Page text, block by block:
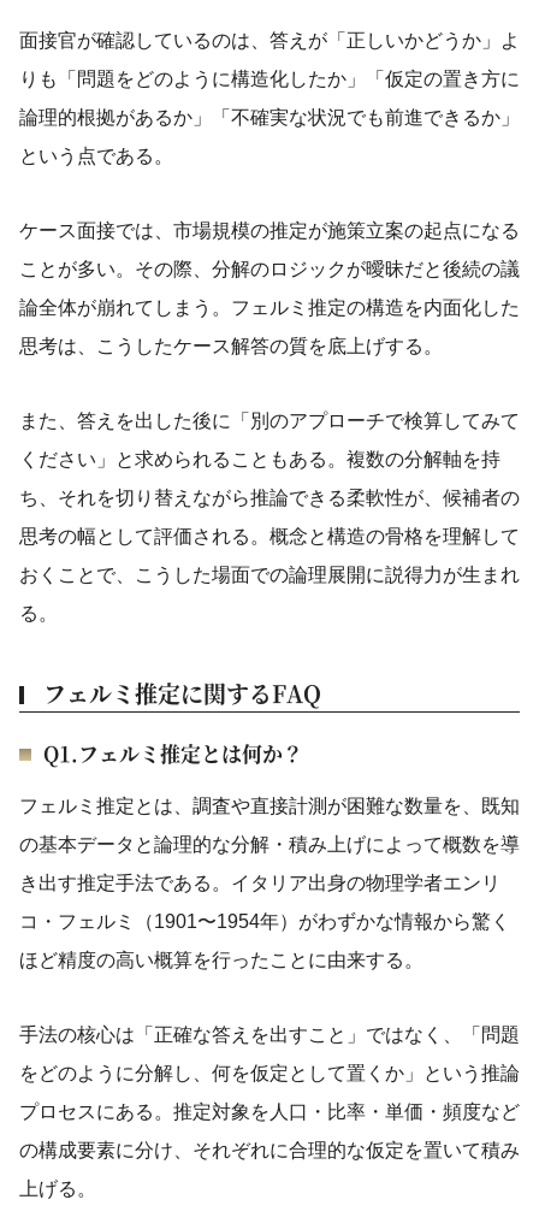
面接官が確認しているのは、答えが「正しいかどうか」よ
りも「問題をどのように構造化したか」「仮定の置き方に
論理的根拠があるか」「不確実な状況でも前進できるか」
という点である。
ケース面接では、市場規模の推定が施策立案の起点になる
ことが多い。その際、分解のロジックが曖昧だと後続の議
論全体が崩れてしまう。フェルミ推定の構造を内面化した
思考は、こうしたケース解答の質を底上げする。
また、答えを出した後に「別のアプローチで検算してみて
ください」と求められることもある。複数の分解軸を持
ち、それを切り替えながら推論できる柔軟性が、候補者の
思考の幅として評価される。概念と構造の骨格を理解して
おくことで、こうした場面での論理展開に説得力が生まれ
る。
フェルミ推定に関するFAQ
Q1.フェルミ推定とは何か？
フェルミ推定とは、調査や直接計測が困難な数量を、既知
の基本データと論理的な分解・積み上げによって概数を導
き出す推定手法である。イタリア出身の物理学者エンリ
コ・フェルミ（1901〜1954年）がわずかな情報から驚く
ほど精度の高い概算を行ったことに由来する。
手法の核心は「正確な答えを出すこと」ではなく、「問題
をどのように分解し、何を仮定として置くか」という推論
プロセスにある。推定対象を人口・比率・単価・頻度など
の構成要素に分け、それぞれに合理的な仮定を置いて積み
上げる。